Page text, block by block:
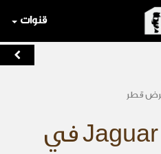
قنوات
Jaguar Land Rover في